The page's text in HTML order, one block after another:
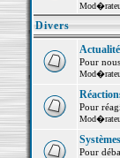
Divers
Pour
Pour
Pour